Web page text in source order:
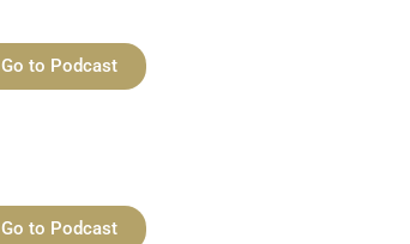
Go to Podcast
Go to Podcast